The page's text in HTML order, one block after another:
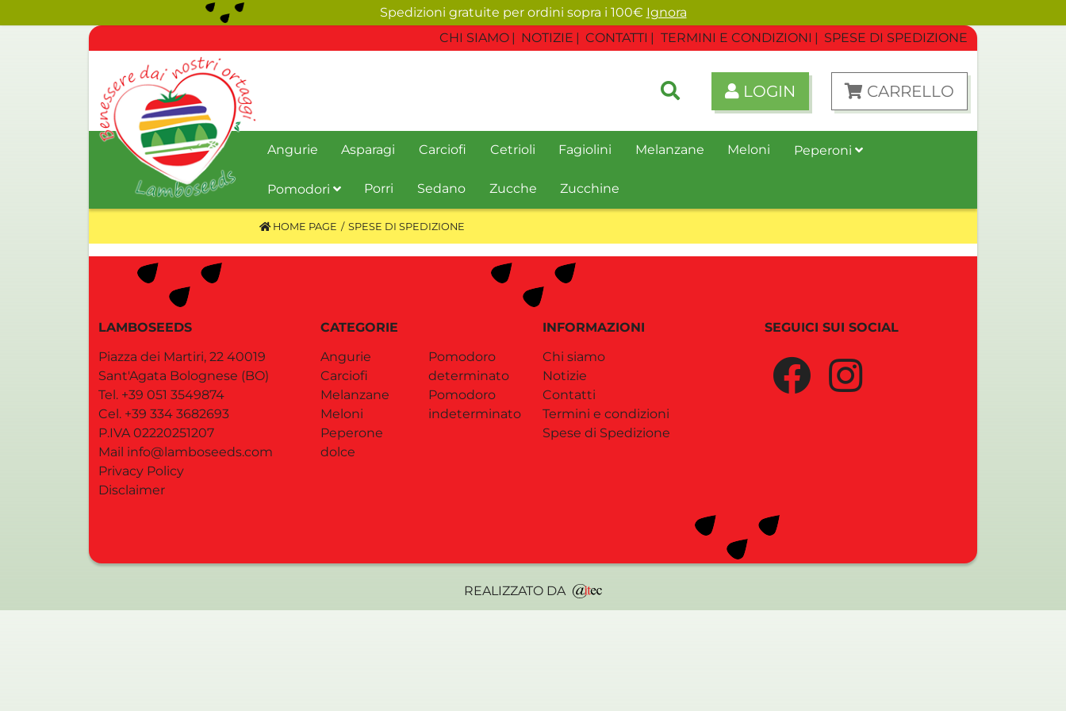
CHI SIAMO NOTIZIE CONTATTI TERMINI E CONDIZIONI SPESE DI SPEDIZIONE
LOGIN CARRELLO
Angurie Asparagi Carciofi Cetrioli Fagiolini Melanzane Meloni Peperoni
Pomodori Porri Sedano Zucche Zucchine
HOME PAGE SPESE DI SPEDIZIONE
LAMBOSEEDS
Piazza dei Martiri, 22 40019
Sant'Agata Bolognese (BO)
Tel. +39 051 3549874
Cel. +39 334 3682693
P.IVA 02220251207
Mail info@lamboseeds.com
Privacy Policy
Disclaimer
CATEGORIE
Angurie
Carciofi
Melanzane
Meloni
Peperone
dolce
Pomodoro
determinato
Pomodoro
indeterminato
INFORMAZIONI
Chi siamo
Notizie
Contatti
Termini e condizioni
Spese di Spedizione
SEGUICI SUI SOCIAL
REALIZZATO DA
Spedizioni gratuite per ordini sopra i 100€ Ignora